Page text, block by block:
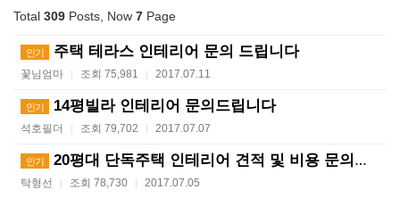
Total 309 Posts, Now 7 Page
인기 주택 테라스 인테리어 문의 드립니다
꽃님엄마 | 조회 75,981 | 2017.07.11
인기 14평빌라 인테리어 문의드립니다
석호필더 | 조회 79,702 | 2017.07.07
인기 20평대 단독주택 인테리어 견적 및 비용 문의드립니다.
탁형선 | 조회 78,730 | 2017.07.05